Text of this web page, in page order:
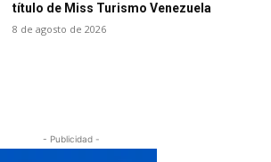
título de Miss Turismo Venezuela
8 de agosto de 2026
- Publicidad -